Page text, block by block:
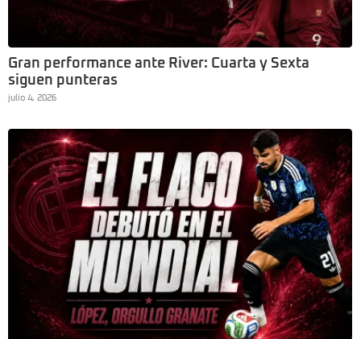
Gran performance ante River: Cuarta y Sexta
siguen punteras
julio 4, 2026